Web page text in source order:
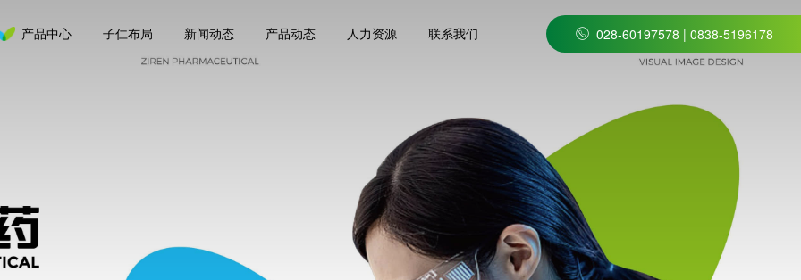
产品中心 子仁布局 新闻动态 产品动态 人力资源 联系我们 028-60197578 | 0838-5196178